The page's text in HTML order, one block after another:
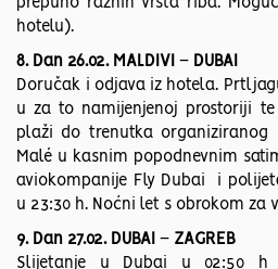
prepuno raznih vrsta riba.
hotelu).
8. Dan 26.02. MALDIVI – DUBAI
Doručak i odjava iz hotela.
u za to namijenjenoj prostoriji
plaži do trenutka
Malé u kasnim popodnevnim
aviokompanije Fly Dubai i
u 23:30 h. Noćni let s obrokom za
9. Dan 27.02. DUBAI – ZAGREB
Slijetanje u Dubai u 02:50 h